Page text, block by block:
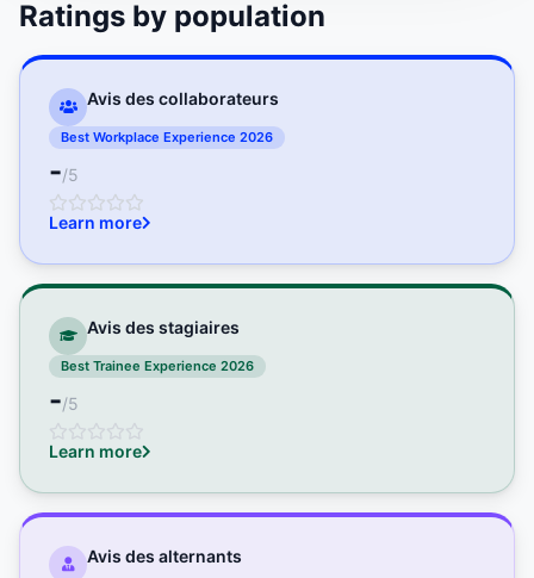
Ratings by population
Avis des collaborateurs
Best Workplace Experience 2026
-/5
Learn more
Avis des stagiaires
Best Trainee Experience 2026
-/5
Learn more
Avis des alternants